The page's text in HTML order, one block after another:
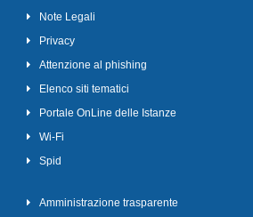
Note Legali
Privacy
Attenzione al phishing
Elenco siti tematici
Portale OnLine delle Istanze
Wi-Fi
Spid
Amministrazione trasparente